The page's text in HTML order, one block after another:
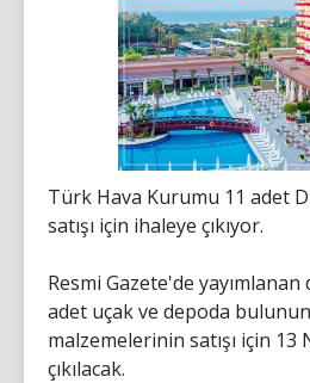
Türk Hava Kurumu 11 adet
satışı için ihaleye çıkıyor.
Resmi Gazete'de
adet uçak ve depoda
malzemelerinin satışı için 13
çıkılacak.